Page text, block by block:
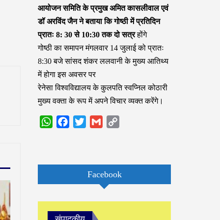
आयोजन समिति के प्रमुख अमित कासलीवाल एवं
डॉ अरविंद जैन ने बताया कि गोष्ठी में प्रतिदिन
प्रातः 8: 30 से 10:30 तक दो सत्रहोंगे
गोष्ठी का समापन मंगलवार 14 जुलाई को प्रातः
8:30 बजे सांसद शंकर ललवानी के मुख्य आतिथ्य
में होगा इस अवसर पर
रेनेसा विश्वविद्यालय के कुलपति स्वप्निल कोठारी
मुख्य वक्ता के रूप में अपने विचार व्यक्त करेंगे।
WhatsAppFacebook
Twitter Gmail
Facebook